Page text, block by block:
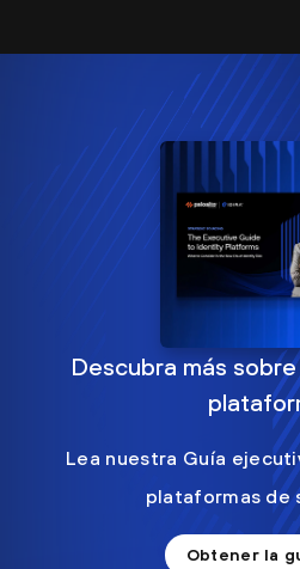
Descubra más
Lea nuestra Guía
plataformas de
Obtener la